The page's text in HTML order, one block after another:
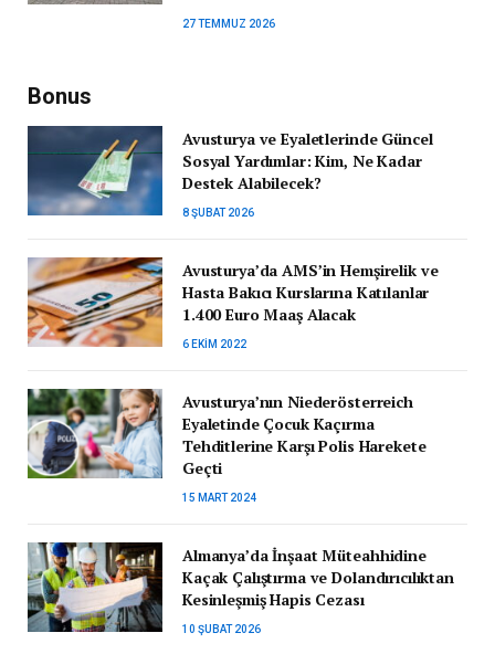
27 TEMMUZ 2026
Bonus
Avusturya ve Eyaletlerinde Güncel
Sosyal Yardımlar: Kim, Ne Kadar
Destek Alabilecek?
8 ŞUBAT 2026
Avusturya’da AMS’in Hemşirelik ve
Hasta Bakıcı Kurslarına Katılanlar
1.400 Euro Maaş Alacak
6 EKIM 2022
Avusturya’nın Niederösterreich
Eyaletinde Çocuk Kaçırma
Tehditlerine Karşı Polis Harekete
Geçti
15 MART 2024
Almanya’da İnşaat Müteahhidine
Kaçak Çalıştırma ve Dolandırıcılıktan
Kesinleşmiş Hapis Cezası
10 ŞUBAT 2026